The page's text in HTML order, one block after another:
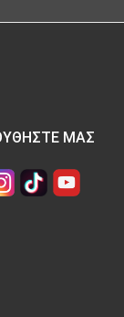
ΜΑΣ